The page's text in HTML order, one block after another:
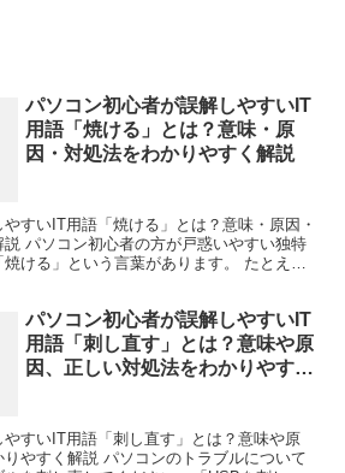
パソコン初心者が誤解しやすいIT
用語「焼ける」とは？意味・原
因・対処法をわかりやすく解説
すいIT用語「焼ける」とは？意味・原因・
パソコン初心者の方が戸惑いやすい独特
ける」という言葉があります。 たとえば
パソコン初心者が誤解しやすいIT
用語「刺し直す」とは？意味や原
因、正しい対処法をわかりやすく
すいIT用語「刺し直す」とは？意味や原
やすく解説 パソコンのトラブルについて